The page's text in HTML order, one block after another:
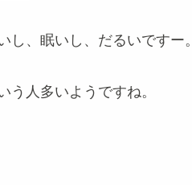
し、眠いし、だるいですー。
う人多いようですね。